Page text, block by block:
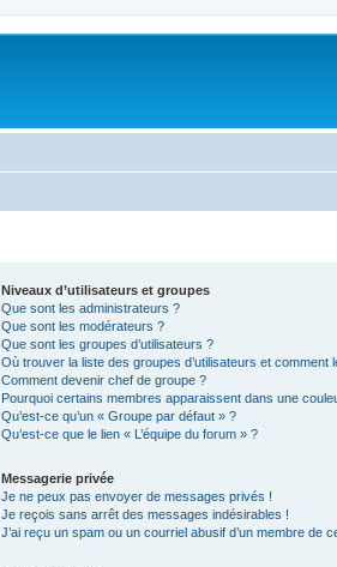
Niveaux d’utilisateurs et groupes
Que sont les administrateurs ?
Que sont les modérateurs ?
Que sont les groupes d’utilisateurs ?
Où trouver la liste des groupes d’utilisateurs et comment
Comment devenir chef de groupe ?
Pourquoi certains membres apparaissent dans une
Qu’est-ce qu’un « Groupe par défaut » ?
Qu’est-ce que le lien « L’équipe du forum » ?
Messagerie privée
Je ne peux pas envoyer de messages privés !
Je reçois sans arrêt des messages indésirables !
J’ai reçu un spam ou un courriel abusif d’un membre de